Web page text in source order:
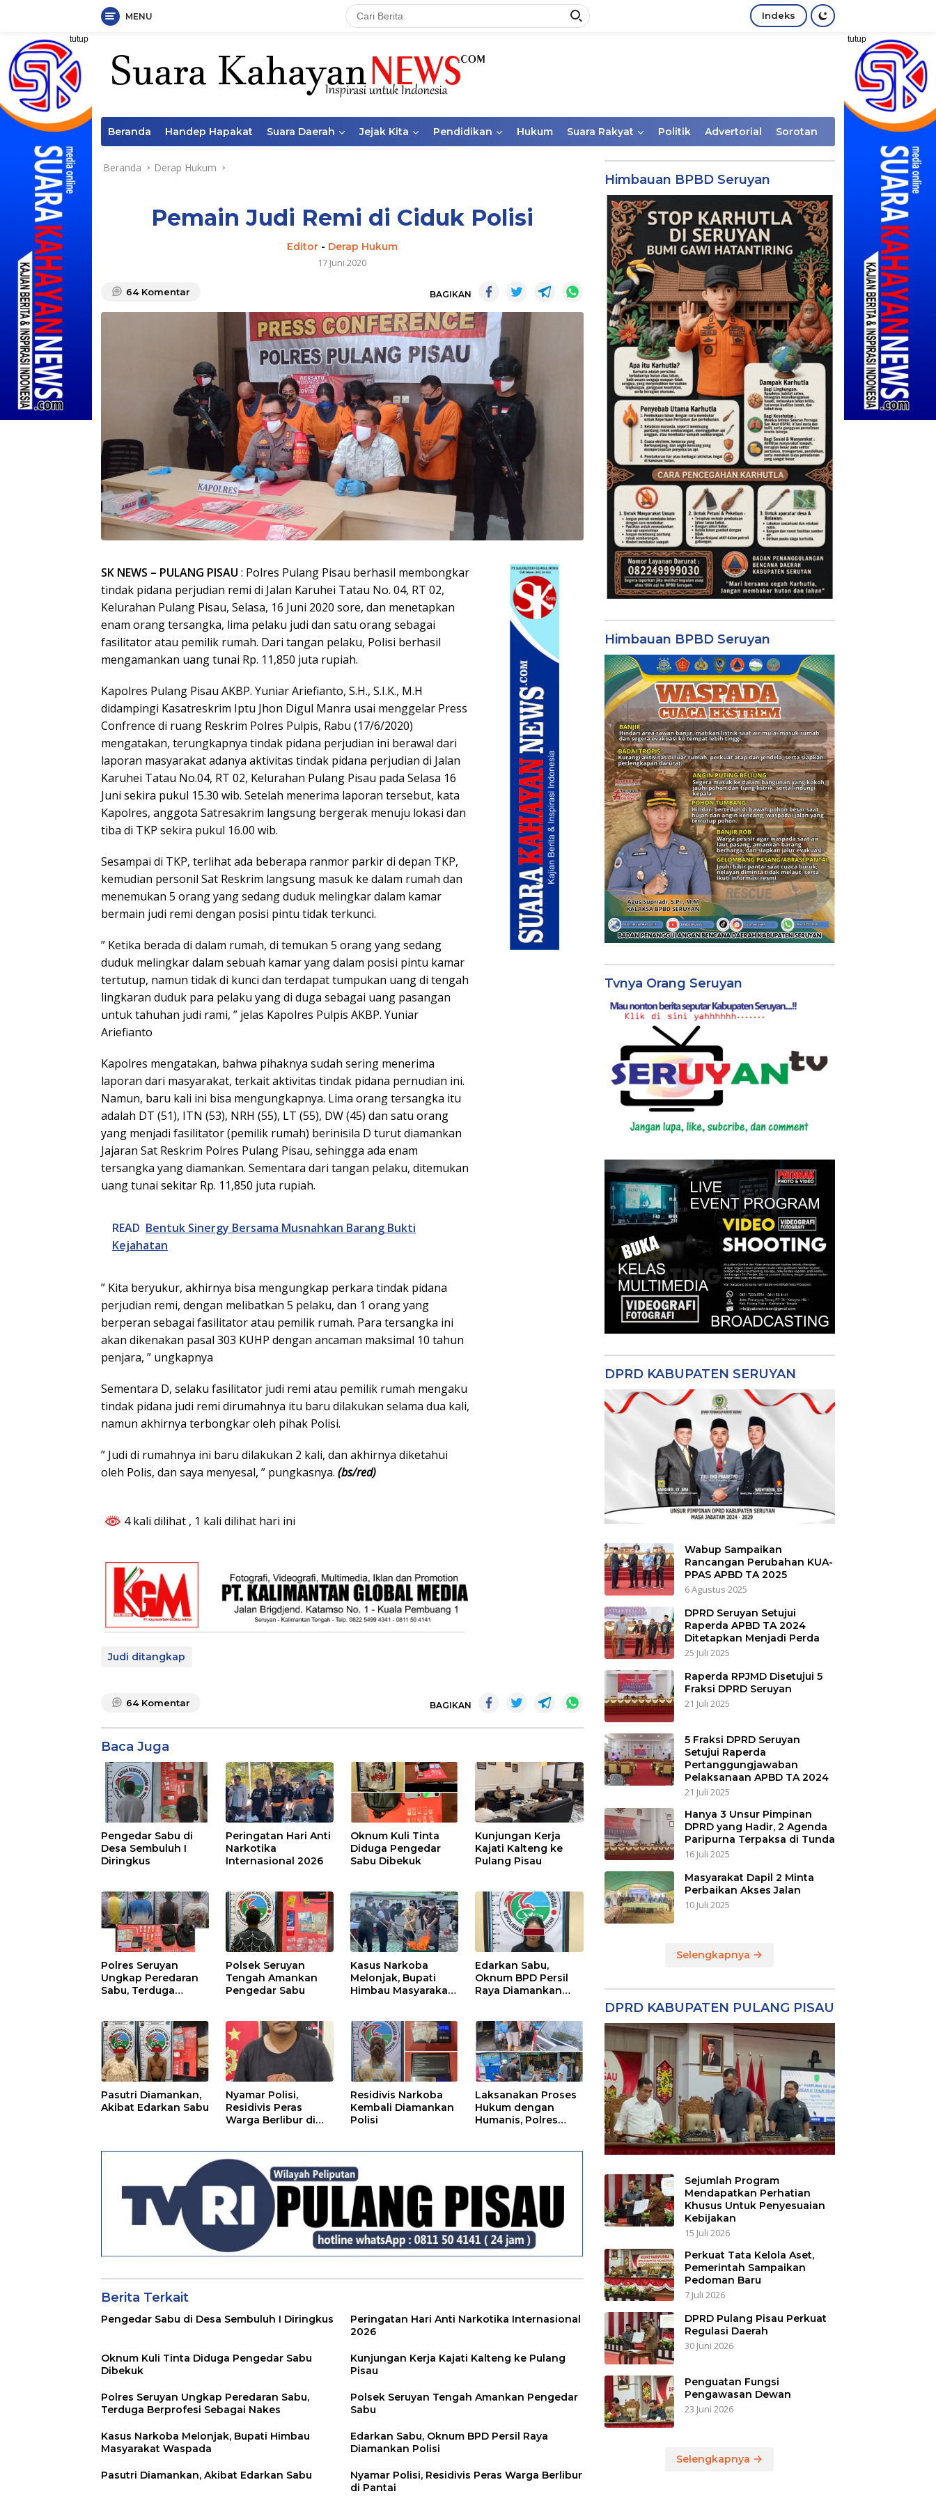
Langsung
konten
MENU Indeks
tutup tutup
Beranda Handep Hapakat Suara Daerah Jejak Kita Pendidikan Hukum Suara Rakyat Politik Advertorial Sorotan
Beranda Derap Hukum
Pemain Judi Remi di Ciduk Polisi
Editor- Derap Hukum
17 Juni 2020
64 Komentar BAGIKAN
SK NEWS – PULANG PISAU : Polres Pulang Pisau berhasil membongkar
tindak pidana perjudian remi di Jalan Karuhei Tatau No. 04, RT 02,
Kelurahan Pulang Pisau, Selasa, 16 Juni 2020 sore, dan menetapkan
enam orang tersangka, lima pelaku judi dan satu orang sebagai
fasilitator atau pemilik rumah. Dari tangan pelaku, Polisi berhasil
mengamankan uang tunai Rp. 11,850 juta rupiah.
Kapolres Pulang Pisau AKBP. Yuniar Ariefianto, S.H., S.I.K., M.H
didampingi Kasatreskrim Iptu Jhon Digul Manra usai menggelar Press
Confrence di ruang Reskrim Polres Pulpis, Rabu (17/6/2020)
mengatakan, terungkapnya tindak pidana perjudian ini berawal dari
laporan masyarakat adanya aktivitas tindak pidana perjudian di Jalan
Karuhei Tatau No.04, RT 02, Kelurahan Pulang Pisau pada Selasa 16
Juni sekira pukul 15.30 wib. Setelah menerima laporan tersebut, kata
Kapolres, anggota Satresakrim langsung bergerak menuju lokasi dan
tiba di TKP sekira pukul 16.00 wib.
Sesampai di TKP, terlihat ada beberapa ranmor parkir di depan TKP,
kemudian personil Sat Reskrim langsung masuk ke dalam rumah dan
menemukan 5 orang yang sedang duduk melingkar dalam kamar
bermain judi remi dengan posisi pintu tidak terkunci.
” Ketika berada di dalam rumah, di temukan 5 orang yang sedang
duduk melingkar dalam sebuah kamar yang dalam posisi pintu kamar
tertutup, namun tidak di kunci dan terdapat tumpukan uang di tengah
lingkaran duduk para pelaku yang di duga sebagai uang pasangan
untuk tahuhan judi rami, ” jelas Kapolres Pulpis AKBP. Yuniar
Ariefianto
Kapolres mengatakan, bahwa pihaknya sudah sering menerima
laporan dari masyarakat, terkait aktivitas tindak pidana pernudian ini.
Namun, baru kali ini bisa mengungkapnya. Lima orang tersangka itu
adalah DT (51), ITN (53), NRH (55), LT (55), DW (45) dan satu orang
yang menjadi fasilitator (pemilik rumah) berinisila D turut diamankan
Jajaran Sat Reskrim Polres Pulang Pisau, sehingga ada enam
tersangka yang diamankan. Sementara dari tangan pelaku, ditemukan
uang tunai sekitar Rp. 11,850 juta rupiah.
READ Bentuk Sinergy Bersama Musnahkan Barang Bukti
Kejahatan
” Kita beryukur, akhirnya bisa mengungkap perkara tindak pidana
perjudian remi, dengan melibatkan 5 pelaku, dan 1 orang yang
berperan sebagai fasilitator atau pemilik rumah. Para tersangka ini
akan dikenakan pasal 303 KUHP dengan ancaman maksimal 10 tahun
penjara, ” ungkapnya
Sementara D, selaku fasilitator judi remi atau pemilik rumah mengaku
tindak pidana judi remi dirumahnya itu baru dilakukan selama dua kali,
namun akhirnya terbongkar oleh pihak Polisi.
” Judi di rumahnya ini baru dilakukan 2 kali, dan akhirnya diketahui
oleh Polis, dan saya menyesal, ” pungkasnya. (bs/red)
4 kali dilihat , 1 kali dilihat hari ini
Judi ditangkap
64 Komentar BAGIKAN
Baca Juga
Pengedar Sabu di
Desa Sembuluh I
Diringkus
Peringatan Hari Anti
Narkotika
Internasional 2026
Oknum Kuli Tinta
Diduga Pengedar
Sabu Dibekuk
Kunjungan Kerja
Kajati Kalteng ke
Pulang Pisau
Polres Seruyan
Ungkap Peredaran
Sabu, Terduga
Polsek Seruyan
Tengah Amankan
Pengedar Sabu
Kasus Narkoba
Melonjak, Bupati
Himbau Masyarakat
Edarkan Sabu,
Oknum BPD Persil
Raya Diamankan
Pasutri Diamankan,
Akibat Edarkan Sabu
Nyamar Polisi,
Residivis Peras
Warga Berlibur di
Residivis Narkoba
Kembali Diamankan
Polisi
Laksanakan Proses
Hukum dengan
Humanis, Polres
Berita Terkait
Pengedar Sabu di Desa Sembuluh I Diringkus
Peringatan Hari Anti Narkotika Internasional
2026
Oknum Kuli Tinta Diduga Pengedar Sabu
Dibekuk
Kunjungan Kerja Kajati Kalteng ke Pulang
Pisau
Polres Seruyan Ungkap Peredaran Sabu,
Terduga Berprofesi Sebagai Nakes
Polsek Seruyan Tengah Amankan Pengedar
Sabu
Kasus Narkoba Melonjak, Bupati Himbau
Masyarakat Waspada
Edarkan Sabu, Oknum BPD Persil Raya
Diamankan Polisi
Pasutri Diamankan, Akibat Edarkan Sabu
Nyamar Polisi, Residivis Peras Warga Berlibur
di Pantai
Himbauan BPBD Seruyan
Himbauan BPBD Seruyan
Tvnya Orang Seruyan
DPRD KABUPATEN SERUYAN
Wabup Sampaikan
Rancangan Perubahan KUA-
PPAS APBD TA 2025
6 Agustus 2025
DPRD Seruyan Setujui
Raperda APBD TA 2024
Ditetapkan Menjadi Perda
25 Juli 2025
Raperda RPJMD Disetujui 5
Fraksi DPRD Seruyan
21 Juli 2025
5 Fraksi DPRD Seruyan
Setujui Raperda
Pertanggungjawaban
Pelaksanaan APBD TA 2024
21 Juli 2025
Hanya 3 Unsur Pimpinan
DPRD yang Hadir, 2 Agenda
Paripurna Terpaksa di Tunda
16 Juli 2025
Masyarakat Dapil 2 Minta
Perbaikan Akses Jalan
10 Juli 2025
Selengkapnya
DPRD KABUPATEN PULANG PISAU
Sejumlah Program
Mendapatkan Perhatian
Khusus Untuk Penyesuaian
Kebijakan
15 Juli 2026
Perkuat Tata Kelola Aset,
Pemerintah Sampaikan
Pedoman Baru
7 Juli 2026
DPRD Pulang Pisau Perkuat
Regulasi Daerah
30 Juni 2026
Penguatan Fungsi
Pengawasan Dewan
23 Juni 2026
Selengkapnya